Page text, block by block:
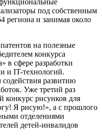
под собственным
региона и занимая около
на полезные
конкурса
в сфере разработки
и IT-технологий.
развитию
Уже третий раз
конкурс рисунков для
Я рисую!», а с прошлого
отделениями
детей-инвалидов